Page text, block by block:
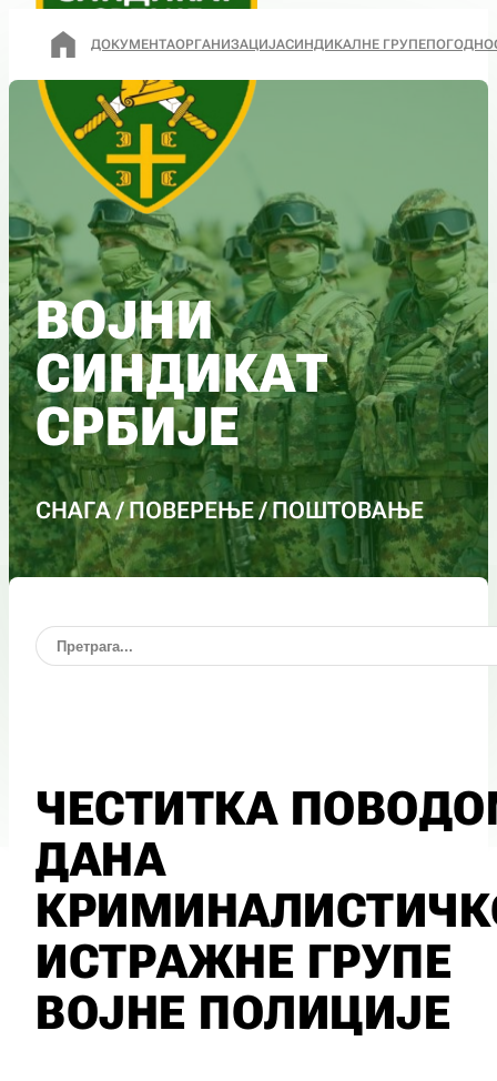
ДОКУМЕНТАОРГАНИЗАЦИЈАСИНДИКАЛНЕ ГРУПЕ
ВОЈНИ
СИНДИКАТ
СРБИЈЕ
СНАГА / ПОВЕРЕЊЕ / ПОШТОВАЊЕ
ЧЕСТИТКА
ДАНА
ИСТРАЖНЕ ГРУПЕ
ВОЈНЕ ПОЛИЦИЈЕ